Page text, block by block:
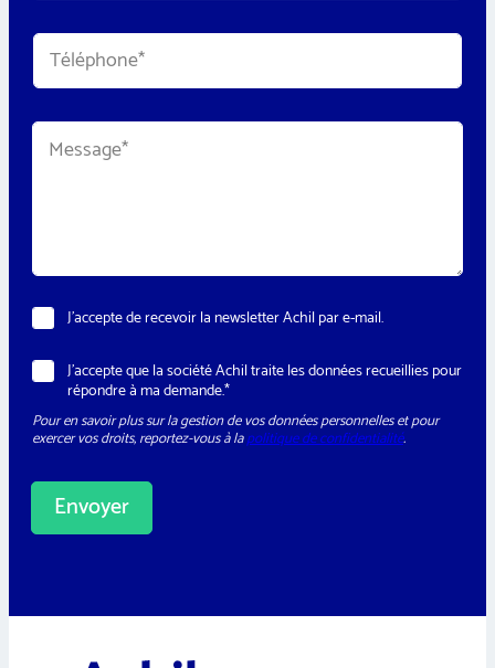
i
lT
l
p
hC
é
E
-
m
i
l
M
N
e
w
s
e
t
t
r
J’accepte de recevoir la newsletter Achil par e-mail.
R
G
D
*
J’accepte que la société Achil traite les données recueillies pour
répondre à ma demande.*
Pour en savoir plus sur la gestion de vos données personnelles et pour
exercer vos droits, reportez-vous à lapolitique de confidentialité.
Envoyer
e